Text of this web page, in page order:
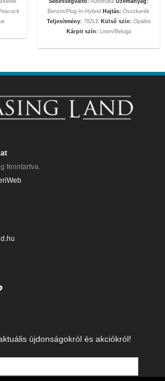
Sebességváltó: AutomataÜzemanyag:
Benzin/Plug-In-Hybrid Hajtás: Összkerék
Teljesítmény:782LE Külső szín: Opalite
Kárpit szín:Linen/Beluga
fenntartva.
újdonságokról és akciókról!